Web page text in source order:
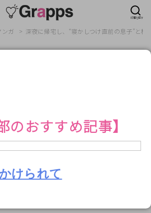
ガ 深夜に帰宅し、“寝かしつけ直前の息子”と
責任な発言』にイライ
のおすすめ記事】
けられて